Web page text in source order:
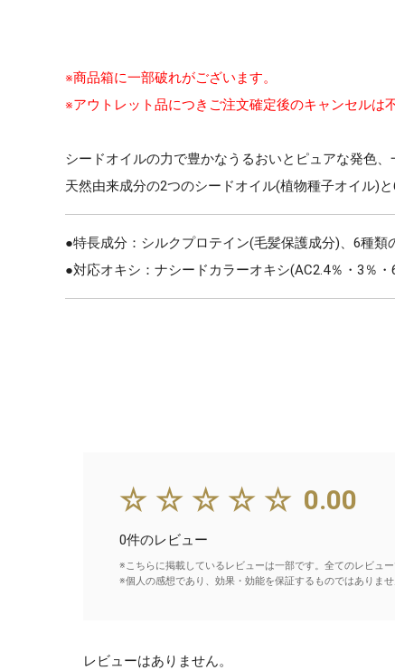
※商品箱に一部破れがございます。
※アウトレット品につきご注文確定後のキャンセルは
シードオイルの力で豊かなうるおいとピュアな発色、
天然由来成分の2つのシードオイル(植物種子オイル)
●特長成分：シルクプロテイン(毛髪保護成分)、6種
●対応オキシ：ナシードカラーオキシ(AC2.4％・3％・
☆☆☆☆☆ 0.00
0件のレビュー
※こちらに掲載しているレビューは一部です。全てのレビュー
※個人の感想であり、効果・効能を保証するものではありませ
レビューはありません。